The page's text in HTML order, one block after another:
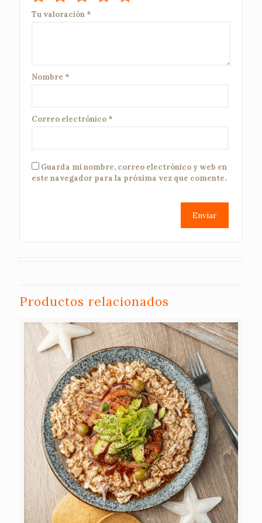
Tu valoración *
Nombre *
Correo electrónico *
Guarda mi nombre, correo electrónico y web en
este navegador para la próxima vez que comente.
Productos relacionados